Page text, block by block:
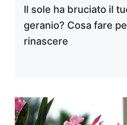
Il sole ha bruciato il
geranio? Cosa fare
rinascere